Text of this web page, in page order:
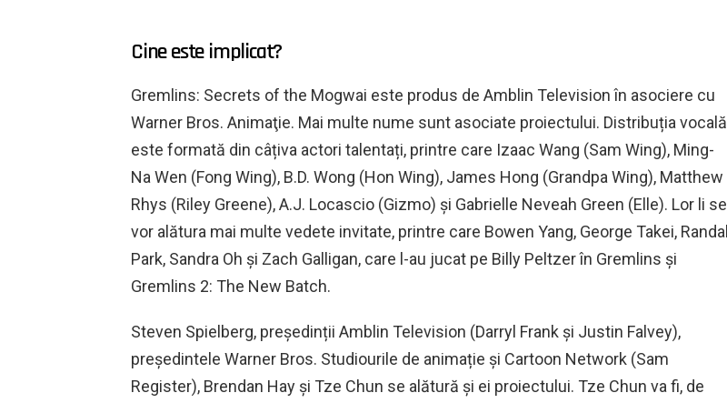
Cine este implicat?
Gremlins: Secrets of the Mogwai este produs de Amblin Television în asociere cu
Warner Bros. Animaţie. Mai multe nume sunt asociate proiectului. Distribuția vocală
este formată din câțiva actori talentați, printre care Izaac Wang (Sam Wing), Ming-
Na Wen (Fong Wing), B.D. Wong (Hon Wing), James Hong (Grandpa Wing), Matthew
Rhys (Riley Greene), A.J. Locascio (Gizmo) și Gabrielle Neveah Green (Elle). Lor li se
vor alătura mai multe vedete invitate, printre care Bowen Yang, George Takei, Randall
Park, Sandra Oh și Zach Galligan, care l-au jucat pe Billy Peltzer în Gremlins și
Gremlins 2: The New Batch.
Steven Spielberg, președinții Amblin Television (Darryl Frank și Justin Falvey),
președintele Warner Bros. Studiourile de animație și Cartoon Network (Sam
Register), Brendan Hay și Tze Chun se alătură și ei proiectului. Tze Chun va fi, de